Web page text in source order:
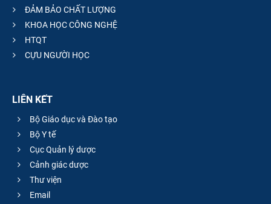
ĐẢM BẢO CHẤT LƯỢNG
KHOA HỌC CÔNG NGHỆ
HTQT
CỰU NGƯỜI HỌC
LIÊN KẾT
Bộ Giáo dục và Đào tạo
Bộ Y tế
Cục Quản lý dược
Cảnh giác dược
Thư viện
Email